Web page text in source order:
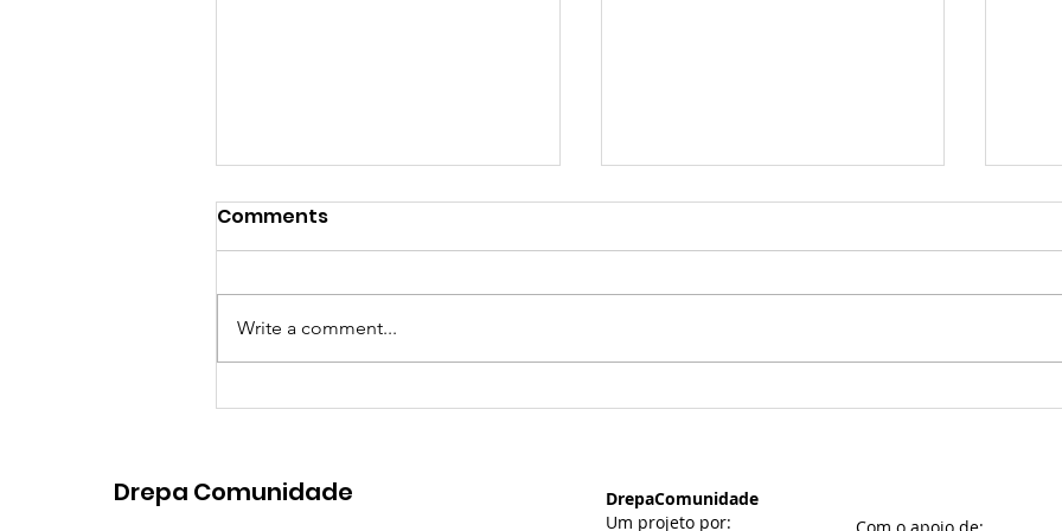
De Mães para Mães: um
No passado dia 4 de maio de
2025, assinalámos o Dia da Mãe
todas as mães de...
DrepaEncontro Online |
Comments
Write a comment...
Drepa Comunidade
DrepaComunidade
Um projeto por: